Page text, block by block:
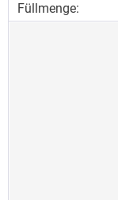
Füllmenge: